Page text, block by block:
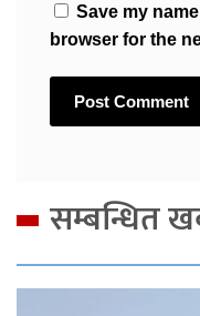
Save my
browser for the
सम्बन्धित